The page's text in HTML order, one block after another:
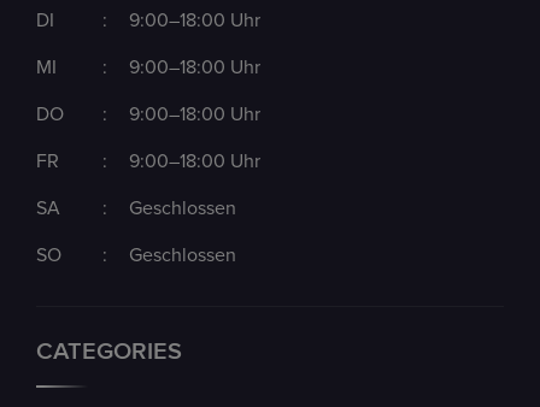
DI : 9:00–18:00 Uhr
MI : 9:00–18:00 Uhr
DO : 9:00–18:00 Uhr
FR : 9:00–18:00 Uhr
SA : Geschlossen
SO : Geschlossen
CATEGORIES